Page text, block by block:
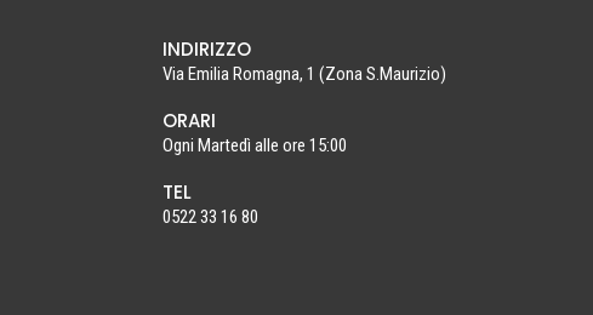
INDIRIZZO
Via Emilia Romagna, 1 (Zona S.Maurizio)
ORARI
Ogni Martedì alle ore 15:00
TEL
0522 33 16 80